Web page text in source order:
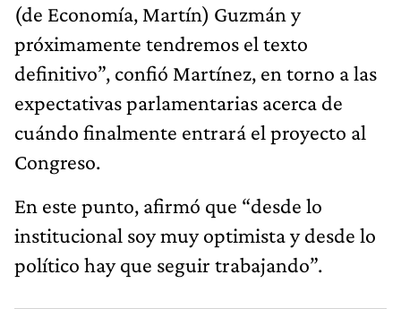
(de Economía, Martín) Guzmán y
próximamente tendremos el texto
definitivo”, confió Martínez, en torno a las
expectativas parlamentarias acerca de
cuándo finalmente entrará el proyecto al
Congreso.
En este punto, afirmó que “desde lo
institucional soy muy optimista y desde lo
político hay que seguir trabajando”.